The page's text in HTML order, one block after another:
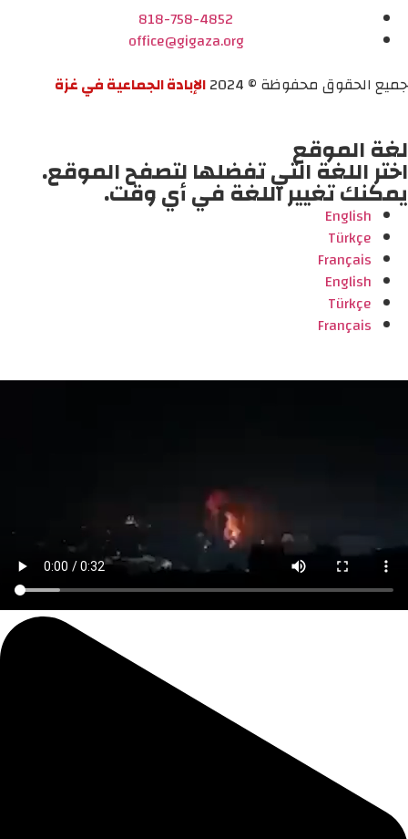
818-758-4852
office@gigaza.org
جميع الحقوق محفوظة © 2024
الإبادة الجماعية في غزة
لغة الموقع
اختر اللغة التي تفضلها لتصفح الموقع.
يمكنك تغيير اللغة في أي وقت.
English
Türkçe
Français
English
Türkçe
Français